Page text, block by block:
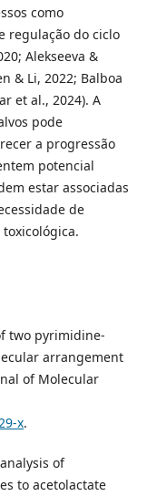
como
regulação do ciclo
Alekseeva &
& Li, 2022; Balboa
et al., 2024). A
pode
a progressão
potencial
estar associadas
de
two pyrimidine-
arrangement
of Molecular
x.
of
to acetolactate